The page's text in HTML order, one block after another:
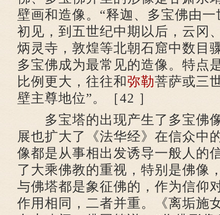
壁画和造像。“释迦、多宝佛由
初见，到五世纪中期以后，云冈
炳灵寺，敦煌等北朝石窟中数目
多宝佛成为最常见的造像。特点
比例更大，往往和弥勒菩萨或三
壁主尊地位”。［42 ］
多宝塔的出现产生了多宝佛
展也扩大了《法华经》在信众中
像都是从事相出发诱导一般人的
了大乘佛教的重视，特别是佛像
与佛塔都是象征佛的，作为信仰
作用相同，二者并重。《离垢施